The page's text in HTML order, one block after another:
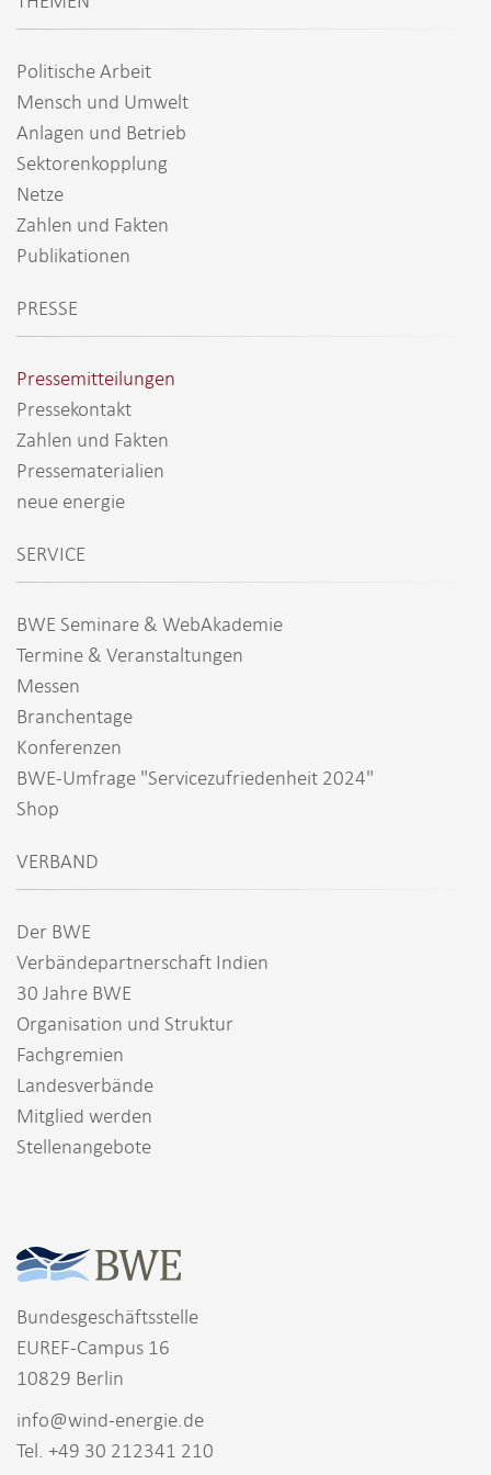
Politische Arbeit
Mensch und Umwelt
Anlagen und Betrieb
Sektorenkopplung
Netze
Zahlen und Fakten
Publikationen
PRESSE
Pressemitteilungen
Pressekontakt
Zahlen und Fakten
Pressematerialien
neue energie
SERVICE
BWE Seminare & WebAkademie
Termine & Veranstaltungen
Messen
Branchentage
Konferenzen
BWE-Umfrage "Servicezufriedenheit 2024"
Shop
VERBAND
Der BWE
Verbändepartnerschaft Indien
30 Jahre BWE
Organisation und Struktur
Fachgremien
Landesverbände
Mitglied werden
Stellenangebote
Bundesgeschäftsstelle
EUREF-Campus 16
10829 Berlin
info@wind-energie.de
Tel. +49 30 212341 210